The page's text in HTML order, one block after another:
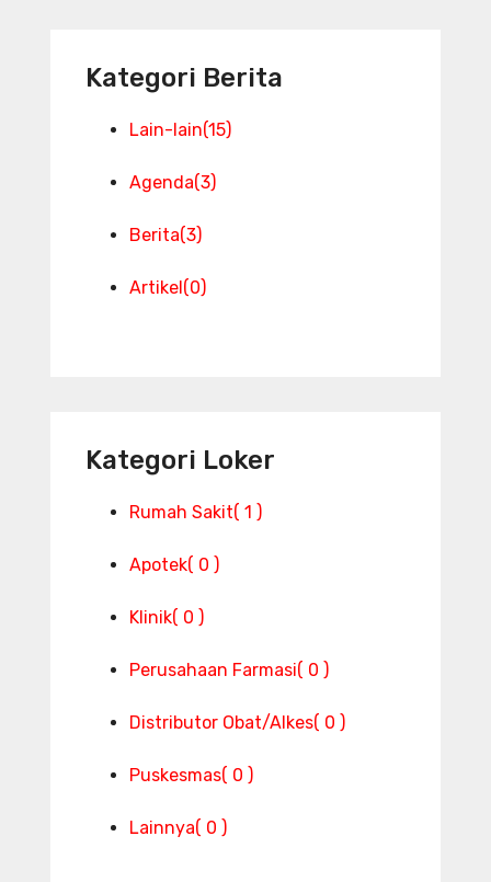
Kategori Berita
Lain-lain(15)
Agenda(3)
Berita(3)
Artikel(0)
Kategori Loker
Rumah Sakit( 1 )
Apotek( 0 )
Klinik( 0 )
Perusahaan Farmasi( 0 )
Distributor Obat/Alkes( 0 )
Puskesmas( 0 )
Lainnya( 0 )